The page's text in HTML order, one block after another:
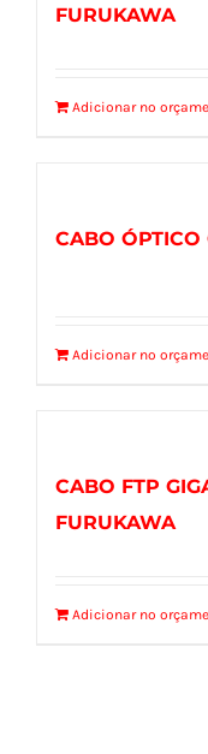
FURUKAWA
Adicionar no
CABO
Adicionar no
CABO FTP
FURUKAWA
Adicionar no